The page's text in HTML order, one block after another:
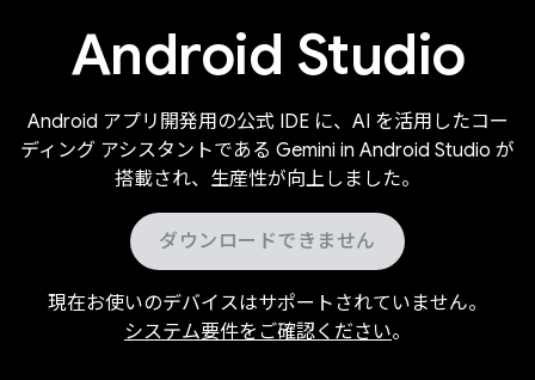
Android Studio
Android アプリ開発用の公式 IDE に、AI を活用したコー
ディング アシスタントである Gemini in Android Studio が
搭載され、生産性が向上しました。
ダウンロードできません
現在お使いのデバイスはサポートされていません。
システム要件をご確認ください。